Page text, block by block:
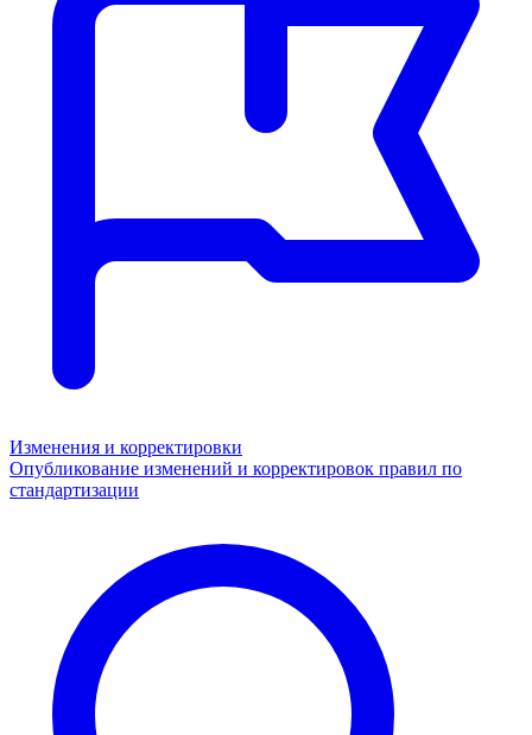
Изменения и корректировки
Опубликование изменений и корректировок правил по
стандартизации